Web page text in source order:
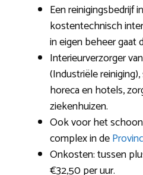
Een reinigingsbedrijf
kostentechnisch
in eigen beheer gaat
Interieurverzorger
(Industriële
horeca en hotels,
ziekenhuizen.
Ook voor het
complex in de
Onkosten: tussen
€32,50 per uur.